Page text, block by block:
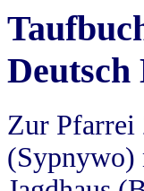
Deutsch
Zur Pfarrei
(Sypnywo)